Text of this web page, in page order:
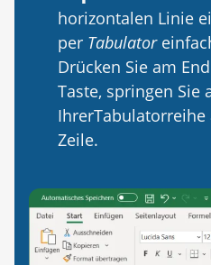
horizontalen Linie
per Tabulator
Drücken Sie am
Taste, springen Sie
Zeile.